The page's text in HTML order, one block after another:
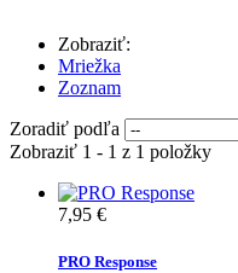
Zobraziť:
Mriežka
Zoznam
Zoradiť podľa
Zobraziť 1 - 1 z 1 položky
7,95 €
PRO Response